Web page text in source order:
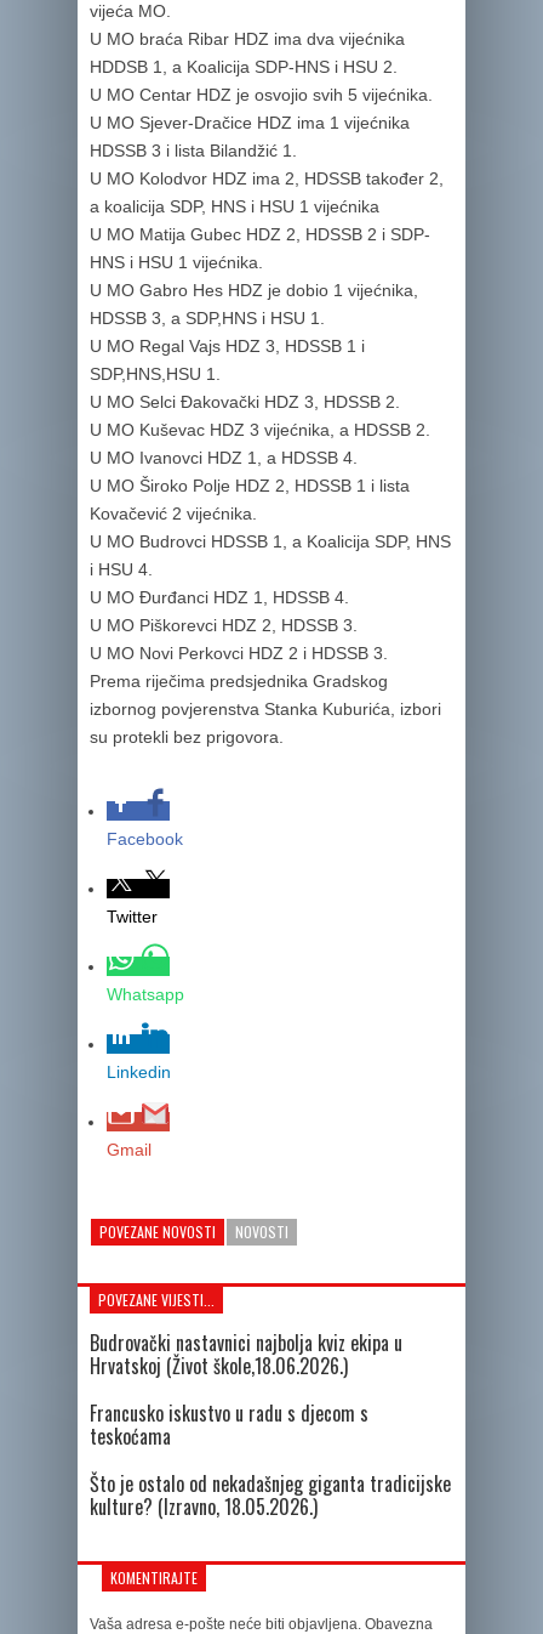
vijeća MO.
U MO braća Ribar HDZ ima dva vijećnika
HDDSB 1, a Koalicija SDP-HNS i HSU 2.
U MO Centar HDZ je osvojio svih 5 vijećnika.
U MO Sjever-Dračice HDZ ima 1 vijećnika
HDSSB 3 i lista Bilandžić 1.
U MO Kolodvor HDZ ima 2, HDSSB također 2,
a koalicija SDP, HNS i HSU 1 vijećnika
U MO Matija Gubec HDZ 2, HDSSB 2 i SDP-
HNS i HSU 1 vijećnika.
U MO Gabro Hes HDZ je dobio 1 vijećnika,
HDSSB 3, a SDP,HNS i HSU 1.
U MO Regal Vajs HDZ 3, HDSSB 1 i
SDP,HNS,HSU 1.
U MO Selci Đakovački HDZ 3, HDSSB 2.
U MO Kuševac HDZ 3 vijećnika, a HDSSB 2.
U MO Ivanovci HDZ 1, a HDSSB 4.
U MO Široko Polje HDZ 2, HDSSB 1 i lista
Kovačević 2 vijećnika.
U MO Budrovci HDSSB 1, a Koalicija SDP, HNS
i HSU 4.
U MO Đurđanci HDZ 1, HDSSB 4.
U MO Piškorevci HDZ 2, HDSSB 3.
U MO Novi Perkovci HDZ 2 i HDSSB 3.
Prema riječima predsjednika Gradskog
izbornog povjerenstva Stanka Kuburića, izbori
su protekli bez prigovora.
Facebook
Twitter
Whatsapp
Linkedin
Gmail
POVEZANE NOVOSTI NOVOSTI
POVEZANE VIJESTI...
Budrovački nastavnici najbolja kviz ekipa u
Hrvatskoj (Život škole,18.06.2026.)
Francusko iskustvo u radu s djecom s
teskoćama
Što je ostalo od nekadašnjeg giganta tradicijske
kulture? (Izravno, 18.05.2026.)
KOMENTIRAJTE
Vaša adresa e-pošte neće biti objavljena. Obavezna